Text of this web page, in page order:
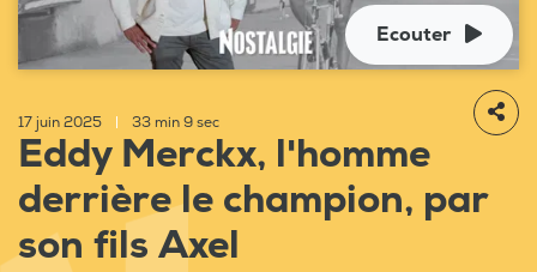
Ecouter
17 juin 2025 33 min 9 sec
Eddy Merckx, l'homme
derrière le champion, par
son fils Axel